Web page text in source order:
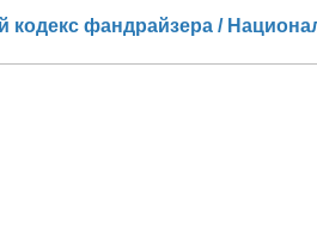
кодекс фандрайзера /